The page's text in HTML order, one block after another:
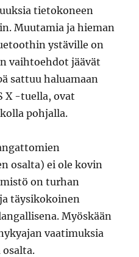
tietokoneen
Muutamia ja hieman
ystäville on
vaihtoehdot jäävät
sattuu haluamaan
X -tuella, ovat
pohjalla.
osalta) ei ole kovin
on turhan
täysikokoinen
Myöskään
vaatimuksia